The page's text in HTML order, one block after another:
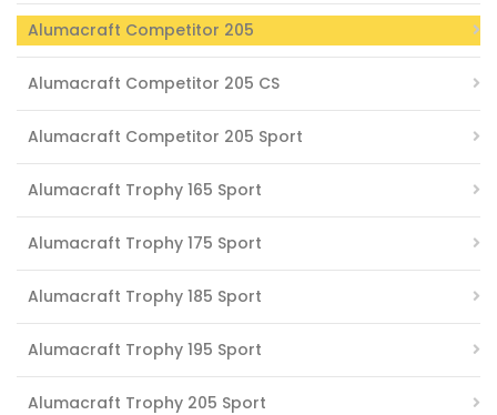
Alumacraft Competitor 205
Alumacraft Competitor 205 CS
Alumacraft Competitor 205 Sport
Alumacraft Trophy 165 Sport
Alumacraft Trophy 175 Sport
Alumacraft Trophy 185 Sport
Alumacraft Trophy 195 Sport
Alumacraft Trophy 205 Sport